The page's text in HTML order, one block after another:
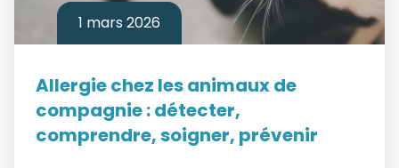
1 mars 2026
Allergie chez les animaux de
compagnie : détecter,
comprendre, soigner, prévenir